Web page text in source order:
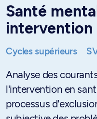
Santé
intervention
Cycles supérieurs
Analyse des
l'intervention en
processus